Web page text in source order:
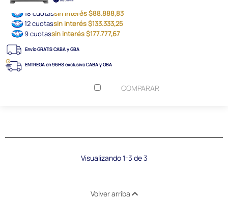
18 cuotassin interés $88.888,83
12 cuotassin interés $133.333,25
9 cuotassin interés $177.777,67
Envío GRATIS CABA y GBA
ENTREGA en 96HS exclusivo CABA y GBA
COMPARAR
Visualizando 1-3 de 3
Volver arriba